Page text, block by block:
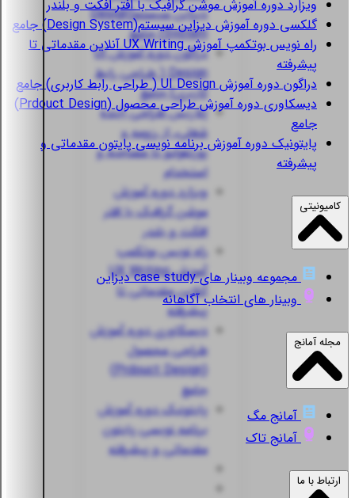
دیزاین سیستم(Design
System) جامع
دراگون
دوره آموزش UI
Design ( طراحی رابط
کاربری) جامع
پُلاریسطراحی آینده
شغلی، از رزومه و
پورتفولیو تا مصاحبه و
استخدام
ویزارددوره آموزش
موشن گرافیک با افتر
افکت و بلندر
راه نویسبوتکمپ
آموزش UX Writing
آنلاین مقدماتی تا
پیشرفته
دیسکاوریدوره آموزش
طراحی محصول
جامع
پایتونیکدوره آموزش
برنامه نویسی پایتون
مقدماتی و پیشرفته
ویزارددوره آموزش موشن گرافیک با افتر افکت و بلندر
گلکسیدوره آموزش دیزاین سیستم(Design System) جامع
راه نویس
بوتکمپ آموزش UX Writing آنلاین مقدماتی تا
پیشرفته
دراگوندوره آموزش UI Design ( طراحی رابط کاربری) جامع
دیسکاوری
دوره آموزش طراحی محصول (Prdouct Design)
جامع
پایتونیکدوره آموزش برنامه نویسی پایتون مقدماتی و
پیشرفته
کامیونیتی
مجموعه وبینار های case study دیزاین
وبینار های انتخاب آگاهانه
مجله آمانج
آمانج مگ
آمانج تاک
ارتباط با ما